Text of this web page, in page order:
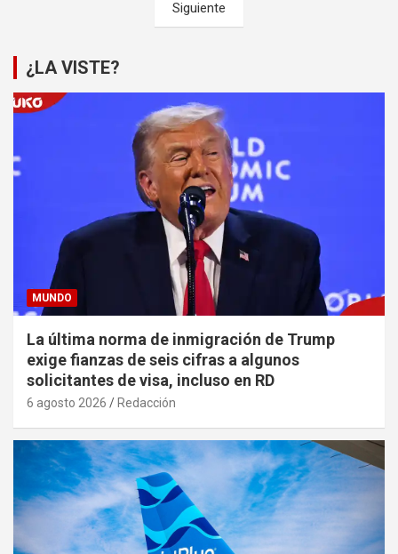
Siguiente
¿LA VISTE?
MUNDO
La última norma de inmigración de Trump
exige fianzas de seis cifras a algunos
solicitantes de visa, incluso en RD
6 agosto 2026 Redacción